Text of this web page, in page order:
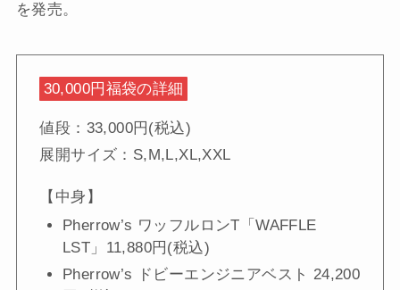
を発売。
30,000円福袋の詳細
値段：33,000円(税込)
展開サイズ：S,M,L,XL,XXL
【中身】
Pherrow’s ワッフルロンT「WAFFLE
LST」11,880円(税込)
Pherrow’s ドビーエンジニアベスト 24,200